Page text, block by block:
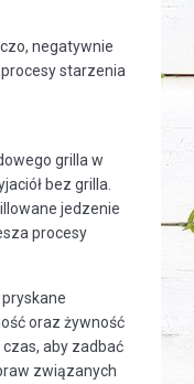
negatywnie
starzenia
grilla w
bez grilla.
jedzenie
procesy
oraz żywność
aby zadbać
związanych